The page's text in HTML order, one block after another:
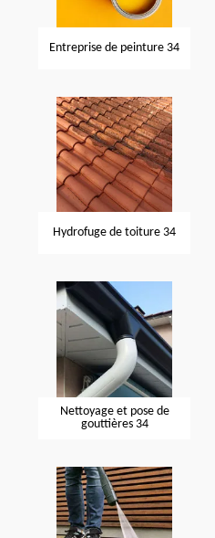
Entreprise de peinture 34
Hydrofuge de toiture 34
Nettoyage et pose de
gouttières 34